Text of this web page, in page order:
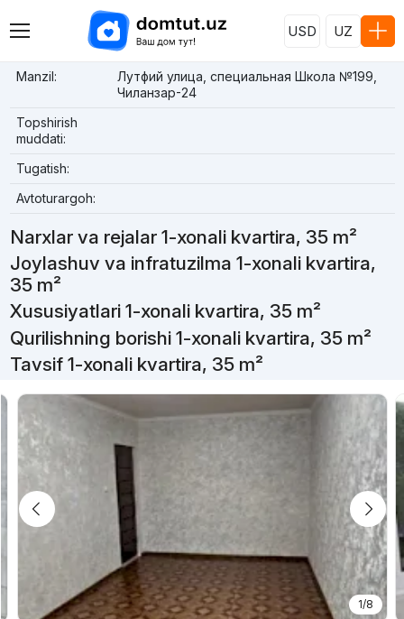
USD UZ
Manzil:
Лутфий улица, специальная Школа №199,
Чиланзар-24
Topshirish
muddati:
Tugatish:
Avtoturargoh:
Narxlar va rejalar 1-xonali kvartira, 35 m²
Joylashuv va infratuzilma 1-xonali kvartira,
35 m²
Xususiyatlari 1-xonali kvartira, 35 m²
Qurilishning borishi 1-xonali kvartira, 35 m²
Tavsif 1-xonali kvartira, 35 m²
1/8